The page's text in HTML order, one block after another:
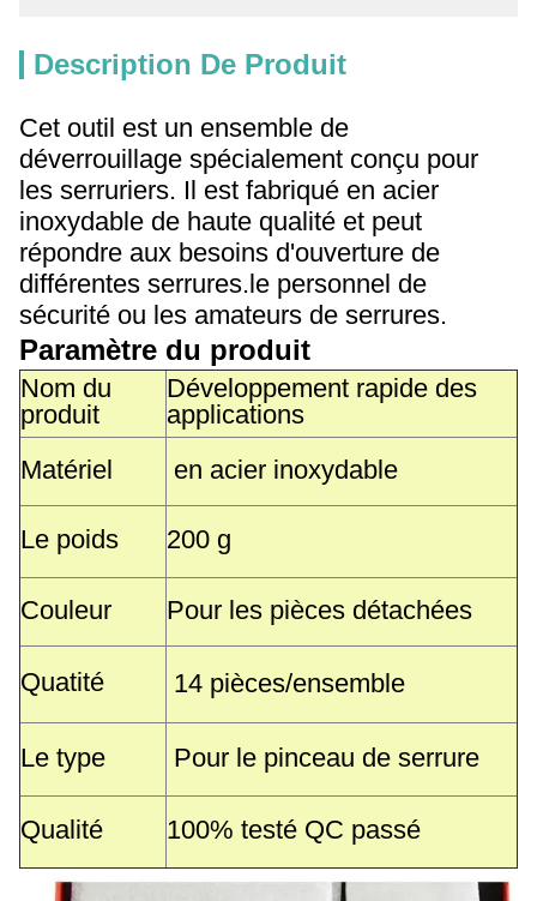
Description De Produit
Cet outil est un ensemble de
déverrouillage spécialement conçu pour
les serruriers. Il est fabriqué en acier
inoxydable de haute qualité et peut
répondre aux besoins d'ouverture de
différentes serrures.le personnel de
sécurité ou les amateurs de serrures.
Paramètre du produit
Nom du
produit
Développement rapide des
applications
Matériel
en acier inoxydable
Le poids 200 g
Couleur Pour les pièces détachées
Quatité 14 pièces/ensemble
Le type Pour le pinceau de serrure
Qualité 100% testé QC passé